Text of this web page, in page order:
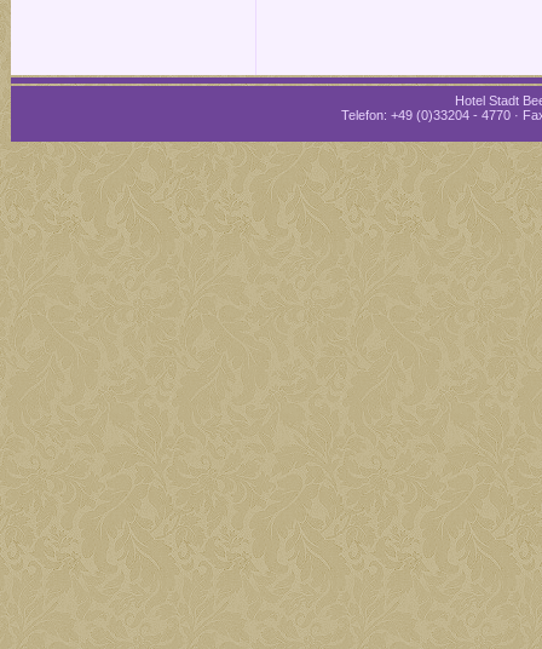
Hotel Stadt
Telefon: +49 (0)33204 - 4770 ·